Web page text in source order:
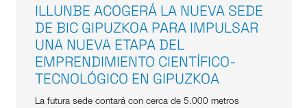
ILLUNBE ACOGERÁ LA NUEVA SEDE
DE BIC GIPUZKOA PARA IMPULSAR
UNA NUEVA ETAPA DEL
EMPRENDIMIENTO CIENTÍFICO-
TECNOLÓGICO EN GIPUZKOA
La futura sede contará con cerca de 5.000 metros